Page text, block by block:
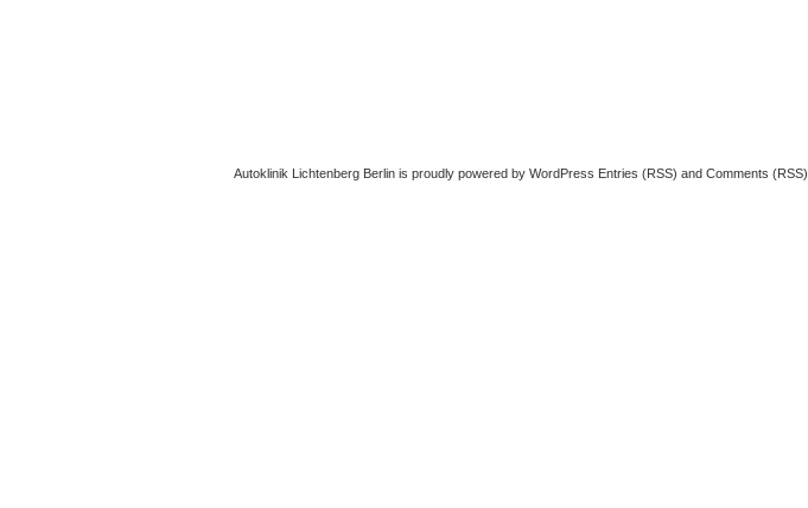
Autoklinik Lichtenberg Berlin is proudly powered by WordPress Entries (RSS) and Comments (RSS)